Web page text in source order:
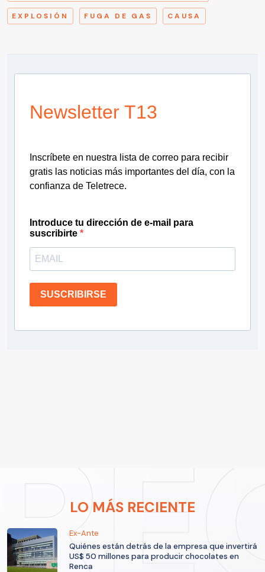
EXPLOSIÓN FUGA DE GAS CAUSA
Newsletter T13
Inscríbete en nuestra lista de correo para recibir
gratis las noticias más importantes del día, con la
confianza de Teletrece.
Introduce tu dirección de e-mail para
suscribirte
SUSCRIBIRSE
LO MÁS RECIENTE
Ex-Ante
Quiénes están detrás de la empresa que invertirá
US$ 50 millones para producir chocolates en
Renca